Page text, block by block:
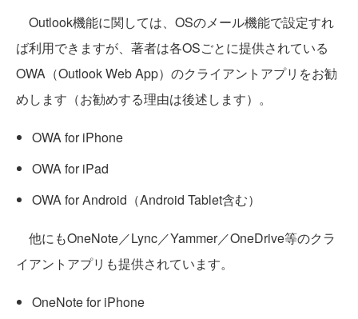
Outlook機能に関しては、OSのメール機能で設定すれ
ば利用できますが、著者は各OSごとに提供されている
OWA（Outlook Web App）のクライアントアプリをお勧
めします（お勧めする理由は後述します）。
OWA for iPhone
OWA for iPad
OWA for Android（Android Tablet含む）
他にもOneNote／Lync／Yammer／OneDrive等のクラ
イアントアプリも提供されています。
OneNote for iPhone